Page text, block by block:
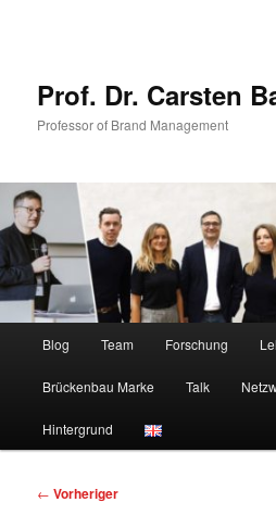
Prof. Dr. Carsten
Professor of Brand Management
Blog Team Forschung
Brückenbau Marke Talk
Hintergrund
Beitragsnavigation
← Vorheriger